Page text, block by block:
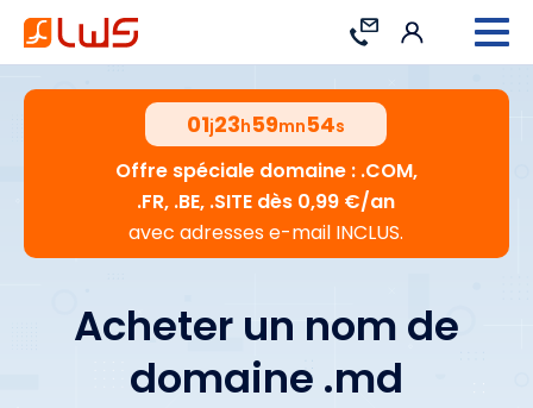
Contact Connexion
01j23h59mn53s
Offre spéciale domaine : .COM,
.FR, .BE, .SITE dès 0,99 €/an
avec adresses e-mail INCLUS.
Acheter un nom de
domaine .md